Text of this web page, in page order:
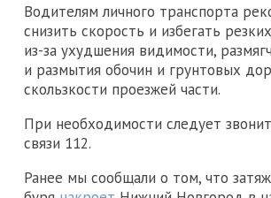
Водителям личного транспорта
снизить скорость и избегать
из-за ухудшения видимости,
и размытия обочин и грунтовых
скользкости проезжей части.
При необходимости следует
связи 112.
Ранее мы сообщали о том, что